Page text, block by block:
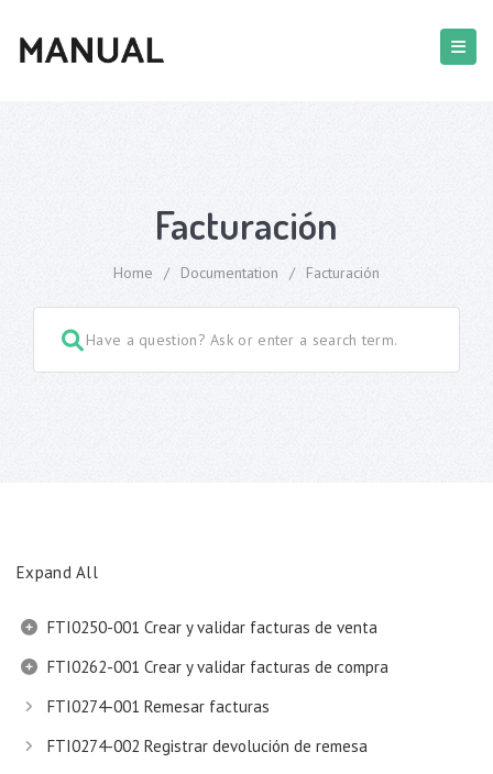
Facturación
Home / Documentation / Facturación
Expand All
FTI0250-001 Crear y validar facturas de venta
FTI0262-001 Crear y validar facturas de compra
FTI0274-001 Remesar facturas
FTI0274-002 Registrar devolución de remesa